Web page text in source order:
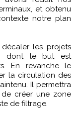
et obtenu
notre plan
les projets
dont le but est
En revanche le
la circulation des
Il permettra
de créer une zone
de filtrage.